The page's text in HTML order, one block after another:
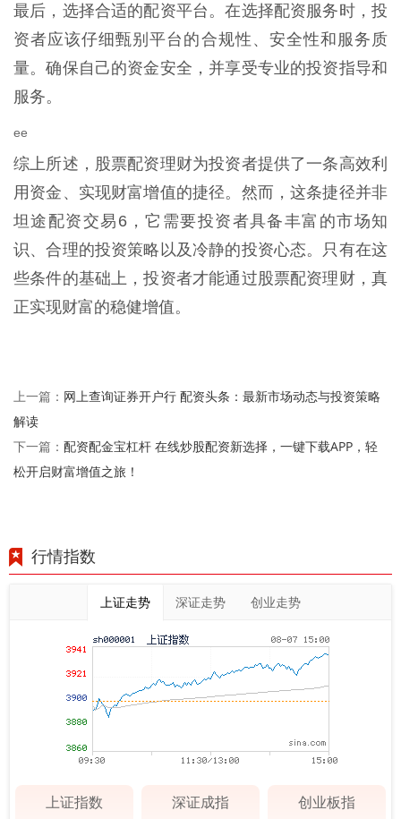
最后，选择合适的配资平台。在选择配资服务时，投
资者应该仔细甄别平台的合规性、安全性和服务质
量。确保自己的资金安全，并享受专业的投资指导和
服务。
ee
综上所述，股票配资理财为投资者提供了一条高效利
用资金、实现财富增值的捷径。然而，这条捷径并非
坦途配资交易6，它需要投资者具备丰富的市场知
识、合理的投资策略以及冷静的投资心态。只有在这
些条件的基础上，投资者才能通过股票配资理财，真
正实现财富的稳健增值。
上一篇： 网上查询证券开户行 配资头条：最新市场动态与投资策略
解读
下一篇： 配资配金宝杠杆 在线炒股配资新选择，一键下载APP，轻
松开启财富增值之旅！
行情指数
上证走势 深证走势 创业走势
上证指数 深证成指 创业板指